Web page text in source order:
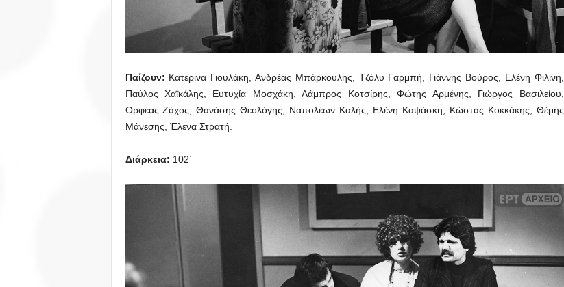
Παίζουν: Κατερίνα Γιουλάκη, Ανδρέας Μπάρκουλης, Τζόλυ Γαρμπή, Γιάννης Βούρος, Ελένη Φιλίνη,
Παύλος Χαϊκάλης, Ευτυχία Μοσχάκη, Λάμπρος Κοτσίρης, Φώτης Αρμένης, Γιώργος Βασιλείου,
Ορφέας Ζάχος, Θανάσης Θεολόγης, Ναπολέων Καλής, Ελένη Καψάσκη, Κώστας Κοκκάκης, Θέμης
Μάνεσης, Έλενα Στρατή.
Διάρκεια: 102΄